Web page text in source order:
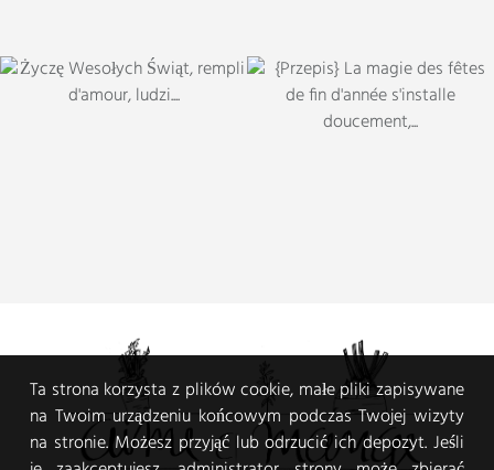
Ta strona korzysta z plików cookie, małe pliki zapisywane
na Twoim urządzeniu końcowym podczas Twojej wizyty
na stronie. Możesz przyjąć lub odrzucić ich depozyt. Jeśli